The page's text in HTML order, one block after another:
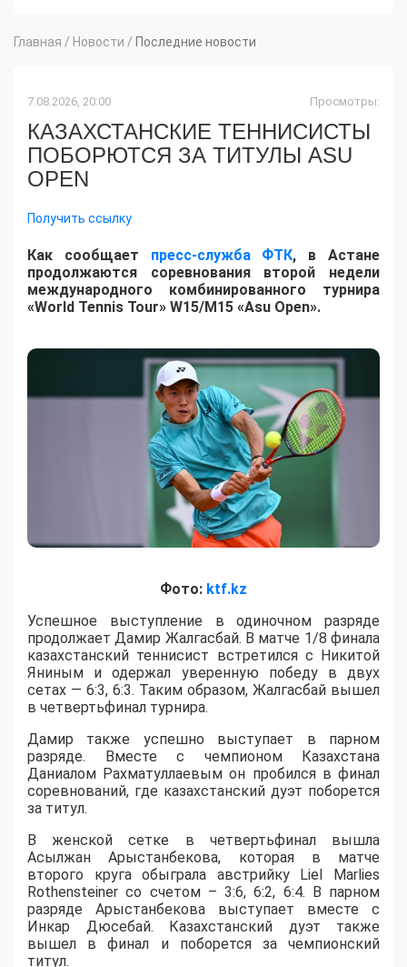
Главная / Новости / Последние новости
7.08.2026, 20:00 Просмотры:
КАЗАХСТАНСКИЕ ТЕННИСИСТЫ
ПОБОРЮТСЯ ЗА ТИТУЛЫ ASU
OPEN
Получить ссылку
Как сообщает пресс-служба ФТК, в Астане
продолжаются соревнования второй недели
международного комбинированного турнира
«World Tennis Tour» W15/M15 «Asu Open».
Фото: ktf.kz
Успешное выступление в одиночном разряде
продолжает Дамир Жалгасбай. В матче 1/8 финала
казахстанский теннисист встретился с Никитой
Яниным и одержал уверенную победу в двух
сетах — 6:3, 6:3. Таким образом, Жалгасбай вышел
в четвертьфинал турнира.
Дамир также успешно выступает в парном
разряде. Вместе с чемпионом Казахстана
Даниалом Рахматуллаевым он пробился в финал
соревнований, где казахстанский дуэт поборется
за титул.
В женской сетке в четвертьфинал вышла
Асылжан Арыстанбекова, которая в матче
второго круга обыграла австрийку Liel Marlies
Rothensteiner со счетом – 3:6, 6:2, 6:4. В парном
разряде Арыстанбекова выступает вместе с
Инкар Дюсебай. Казахстанский дуэт также
вышел в финал и поборется за чемпионский
титул.